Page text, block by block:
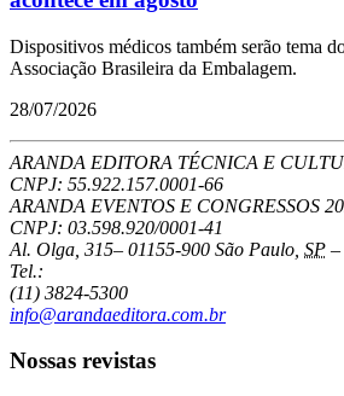
Dispositivos médicos também serão tema
Associação Brasileira da Embalagem.
28/07/2026
ARANDA EDITORA TÉCNICA E
CNPJ: 55.922.157.0001-66
ARANDA EVENTOS E CONGRESSOS
CNPJ: 03.598.920/0001-41
Al. Olga, 315– 01155-900 São Paulo SP –
Tel.:
(11) 3824-5300
info@arandaeditora.com.br
Nossas revistas